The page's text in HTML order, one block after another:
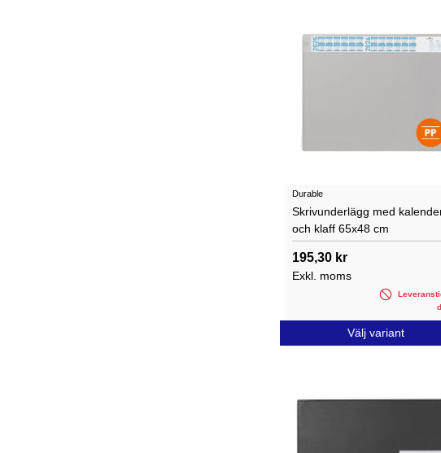
Durable
Skrivunderlägg med
och klaff 65x48 cm
195,30 kr
Exkl. moms
Välj variant